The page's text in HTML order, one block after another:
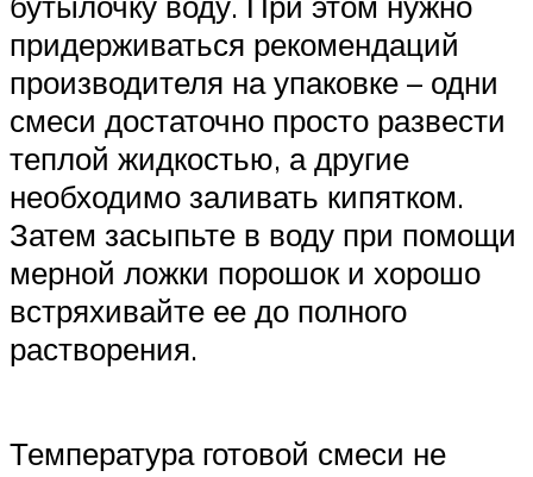
придерживаться рекомендаций
производителя на упаковке – одни
смеси достаточно просто развести
теплой жидкостью, а другие
необходимо заливать кипятком.
Затем засыпьте в воду при помощи
мерной ложки порошок и хорошо
встряхивайте ее до полного
растворения.
Температура готовой смеси не